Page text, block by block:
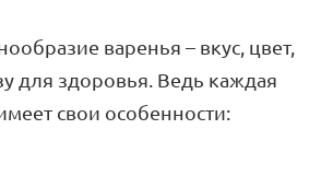
варенья – вкус, цвет,
для здоровья. Ведь каждая
свои особенности: